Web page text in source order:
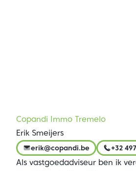
Copandi Immo Tremelo
Erik Smeijers
erik@copandi.be +32
Als vastgoedadviseur ben ik